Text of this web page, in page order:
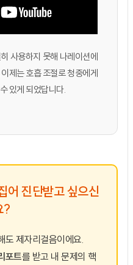
사용하지 못해 나레이션에
제는 호흡 조절로 청중에게
있게 되었답니다.
어 진단받고 싶으신
?
도 제자리걸음이에요.
포트를 받고 내 문제의 핵